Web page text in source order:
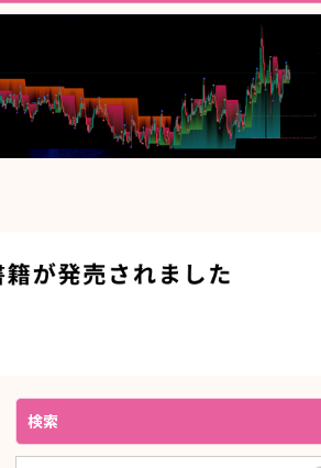
検索